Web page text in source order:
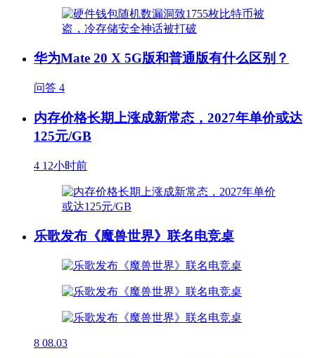
华为Mate 20 X 5G版和普通版有什么区别？
问答 4
内存价格长期上涨成新常态，2027年单价或达
125元/GB
4 12小时前
乐歌发布《魔兽世界》联名电竞桌
8 08.03